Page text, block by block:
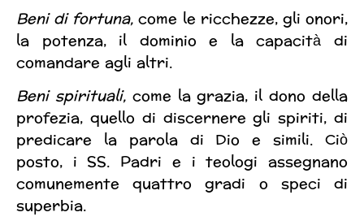
Beni di fortuna,come le ricchezze, gli onori,
la potenza, il dominio e la capacità di
comandare agli altri.
Beni spirituali, come la grazia, il dono della
profezia, quello di discernere gli spiriti, di
predicare la parola di Dio e simili. Ciò
posto, i SS. Padri e i teologi assegnano
comunemente quattro gradi o speci di
superbia.